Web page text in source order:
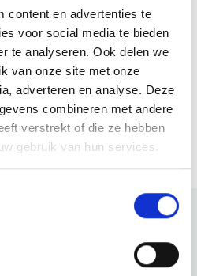
content en advertenties te
voor social media te bieden
te analyseren. Ook delen we
van onze site met onze
adverteren en analyse. Deze
combineren met andere
verstrekt of die ze hebben
gebruik van hun services.
- 18:00